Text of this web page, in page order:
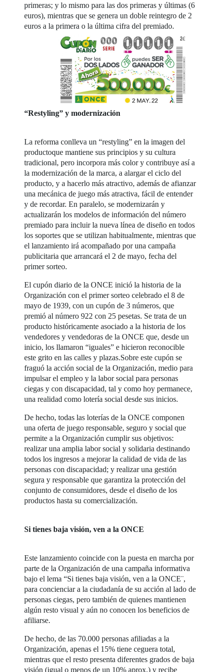
primeras; y lo mismo para las dos primeras y últimas (6
euros), mientras que se genera un doble reintegro de 2
euros a la primera o la última cifra del premiado.
“Restyling” y modernización
La reforma conlleva un “restyling” en la imagen del
productoque mantiene sus principios y su cultura
tradicional, pero incorpora más color y contribuye así a
la modernización de la marca, a alargar el ciclo del
producto, y a hacerlo más atractivo, además de afianzar
una mecánica de juego más atractiva, fácil de entender
y de recordar. En paralelo, se modernizarán y
actualizarán los modelos de información del número
premiado para incluir la nueva línea de diseño en todos
los soportes que se utilizan habitualmente, mientras que
el lanzamiento irá acompañado por una campaña
publicitaria que arrancará el 2 de mayo, fecha del
primer sorteo.
El cupón diario de la ONCE inició la historia de la
Organización con el primer sorteo celebrado el 8 de
mayo de 1939, con un cupón de 3 números, que
premió al número 922 con 25 pesetas. Se trata de un
producto históricamente asociado a la historia de los
vendedores y vendedoras de la ONCE que, desde un
inicio, los llamaron “iguales” e hicieron reconocible
este grito en las calles y plazas.Sobre este cupón se
fraguó la acción social de la Organización, medio para
impulsar el empleo y la labor social para personas
ciegas y con discapacidad, tal y como hoy permanece,
una realidad como lotería social desde sus inicios.
De hecho, todas las loterías de la ONCE componen
una oferta de juego responsable, seguro y social que
permite a la Organización cumplir sus objetivos:
realizar una amplia labor social y solidaria destinando
todos los ingresos a mejorar la calidad de vida de las
personas con discapacidad; y realizar una gestión
segura y responsable que garantiza la protección del
conjunto de consumidores, desde el diseño de los
productos hasta su comercialización.
Si tienes baja visión, ven a la ONCE
Este lanzamiento coincide con la puesta en marcha por
parte de la Organización de una campaña informativa
bajo el lema “Si tienes baja visión, ven a la ONCE¨,
para concienciar a la ciudadanía de su acción al lado de
personas ciegas, pero también de quienes mantienen
algún resto visual y aún no conocen los beneficios de
afiliarse.
De hecho, de las 70.000 personas afiliadas a la
Organización, apenas el 15% tiene ceguera total,
mientras que el resto presenta diferentes grados de baja
visión (igual o menos de un 10% aprox.) y recibe